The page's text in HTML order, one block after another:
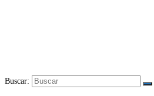
Buscar: